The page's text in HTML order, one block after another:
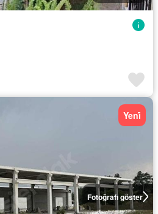
Fotoğrafı göster
Yeni̇